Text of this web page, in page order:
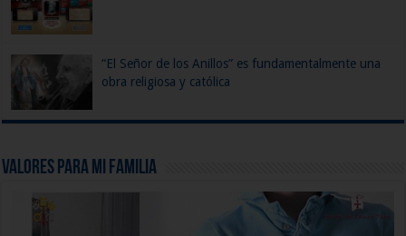
“El Señor de los Anillos” es fundamentalmente una
obra religiosa y católica
Valores para mi Familia